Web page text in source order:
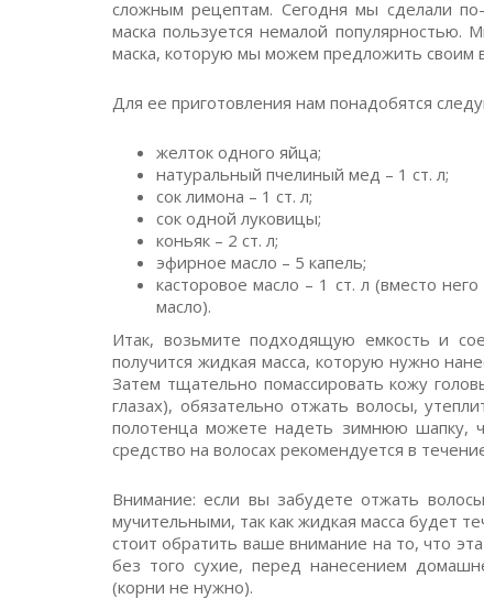
сложным рецептам. Сегодня мы сделали
маска пользуется немалой популярностью.
маска, которую мы можем предложить своим
Для ее приготовления нам понадобятся
желток одного яйца;
натуральный пчелиный мед – 1 ст. л;
сок лимона – 1 ст. л;
сок одной луковицы;
коньяк – 2 ст. л;
эфирное масло – 5 капель;
касторовое масло – 1 ст. л (вместо
масло).
Итак, возьмите подходящую емкость и
получится жидкая масса, которую нужно
Затем тщательно помассировать кожу
глазах), обязательно отжать волосы,
полотенца можете надеть зимнюю шапку,
средство на волосах рекомендуется в
Внимание: если вы забудете отжать
мучительными, так как жидкая масса будет
стоит обратить ваше внимание на то, что
без того сухие, перед нанесением
(корни не нужно).